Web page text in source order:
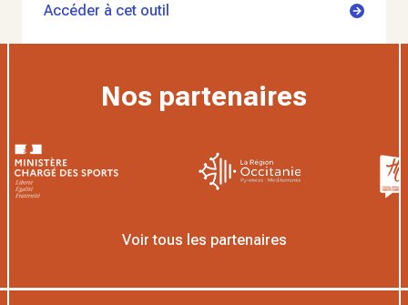
Accéder à cet outil
Nos partenaires
Voir tous les partenaires